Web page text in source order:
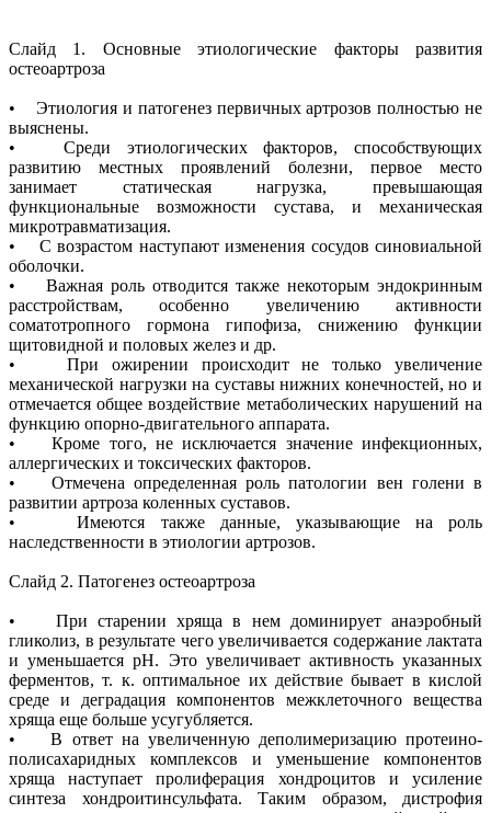
Слайд 1. Основные этиологические факторы развития
остеоартроза
• Этиология и патогенез первичных артрозов полностью не
выяснены.
• Среди этиологических факторов, способствующих
развитию местных проявлений болезни, первое место
занимает статическая нагрузка, превышающая
функциональные возможности сустава, и механическая
микротравматизация.
• С возрастом наступают изменения сосудов синовиальной
оболочки.
• Важная роль отводится также некоторым эндокринным
расстройствам, особенно увеличению активности
соматотропного гормона гипофиза, снижению функции
щитовидной и половых желез и др.
• При ожирении происходит не только увеличение
механической нагрузки на суставы нижних конечностей, но и
отмечается общее воздействие метаболических нарушений на
функцию опорно-двигательного аппарата.
• Кроме того, не исключается значение инфекционных,
аллергических и токсических факторов.
• Отмечена определенная роль патологии вен голени в
развитии артроза коленных суставов.
• Имеются также данные, указывающие на роль
наследственности в этиологии артрозов.
Слайд 2. Патогенез остеоартроза
• При старении хряща в нем доминирует анаэробный
гликолиз, в результате чего увеличивается содержание лактата
и уменьшается рН. Это увеличивает активность указанных
ферментов, т. к. оптимальное их действие бывает в кислой
среде и деградация компонентов межклеточного вещества
хряща еще больше усугубляется.
• В ответ на увеличенную деполимеризацию протеино-
полисахаридных комплексов и уменьшение компонентов
хряща наступает пролиферация хондроцитов и усиление
синтеза хондроитинсульфата. Таким образом, дистрофия